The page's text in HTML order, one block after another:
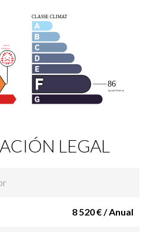
LEGAL
8 520 € / Anual